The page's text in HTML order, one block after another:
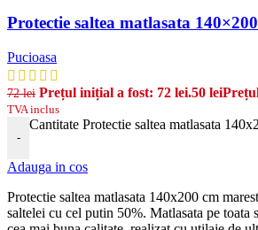
Protectie saltea matlasata
Pucioasa
72lei Prețul inițial a fost: 72 lei.50 lei
TVA inclus
-
Cantitate Protectie saltea matlasata
Adauga in cos
Protectie saltea matlasata 140x200 cm
saltelei cu cel putin 50%. Matlasata pe toata